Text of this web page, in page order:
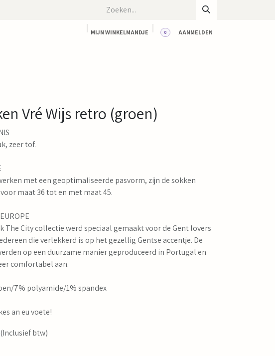
MIJN WINKELMANDJE 0 AANMELDEN
Vré Wijs retro (groen)
zeer tof.
met een geoptimaliseerde pasvorm, zijn de sokken
maat 36 tot en met maat 45.
The City collectie werd speciaal gemaakt voor de Gent lovers
die verlekkerd is op het gezellig Gentse accentje. De
op een duurzame manier geproduceerd in Portugal en
comfortabel aan.
7% polyamide/1% spandex
an eu voete!
(Inclusief btw)